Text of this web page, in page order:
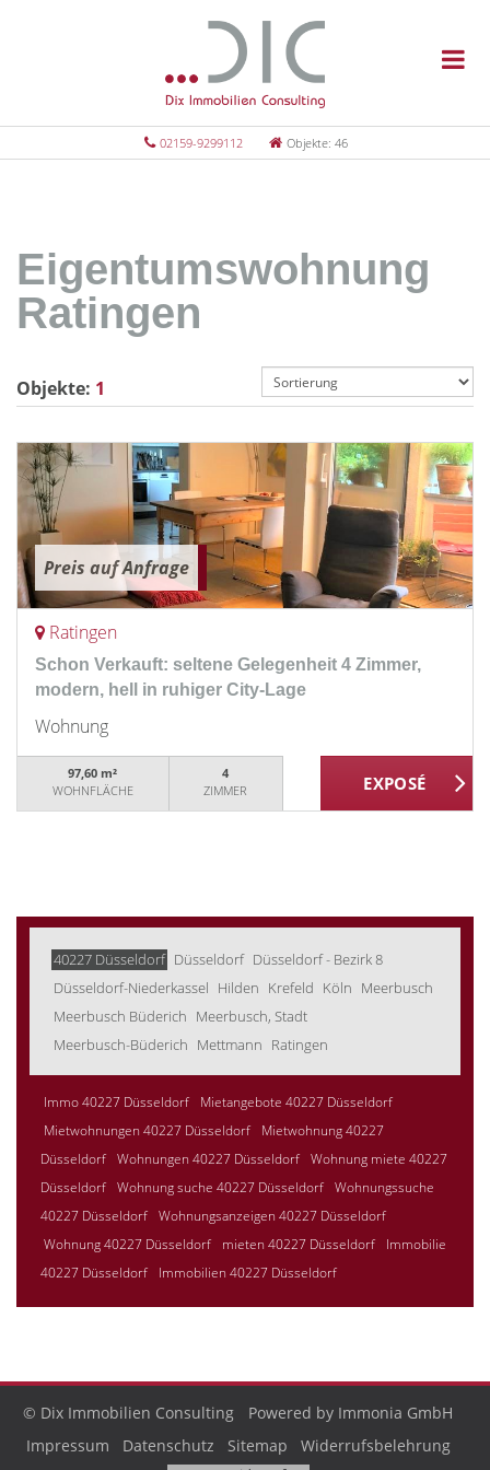
02159-9299112 Objekte: 46
Eigentumswohnung
Ratingen
Objekte: 1
Preis auf Anfrage
Ratingen
Schon Verkauft: seltene Gelegenheit 4 Zimmer,
modern, hell in ruhiger City-Lage
Wohnung
97,60 m²
WOHNFLÄCHE
4
ZIMMER
40227 Düsseldorf Düsseldorf Düsseldorf - Bezirk 8
Düsseldorf-Niederkassel Hilden Krefeld Köln Meerbusch
Meerbusch Büderich Meerbusch, Stadt
Meerbusch-Büderich Mettmann Ratingen
Immo 40227 Düsseldorf
Mietangebote 40227 Düsseldorf
Mietwohnungen 40227 Düsseldorf
Mietwohnung 40227
Düsseldorf Wohnungen 40227 Düsseldorf Wohnung miete 40227
Düsseldorf Wohnung suche 40227 Düsseldorf Wohnungssuche
40227 Düsseldorf Wohnungsanzeigen 40227 Düsseldorf
Wohnung 40227 Düsseldorf
mieten 40227 Düsseldorf
Immobilie
40227 Düsseldorf
Immobilien 40227 Düsseldorf
© Dix Immobilien Consulting
Powered by Immonia GmbH
Impressum
Datenschutz Sitemap Widerrufsbelehrung